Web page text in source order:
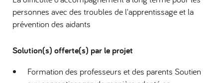
personnes avec des troubles de l'apprentissage et la
prévention des aidants
Solution(s) offerte(s) par le projet
Formation des professeurs et des parents Soutien